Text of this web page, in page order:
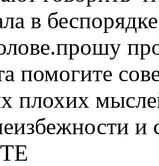
в
помогите
плохих